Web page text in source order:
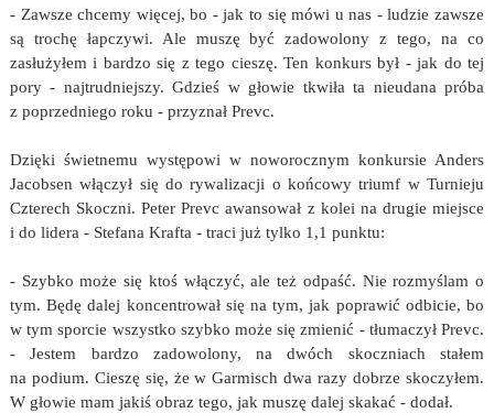
- Zawsze chcemy więcej, bo - jak to się mówi u nas - ludzie zawsze
są trochę łapczywi. Ale muszę być zadowolony z tego, na co
zasłużyłem i bardzo się z tego cieszę. Ten konkurs był - jak do tej
pory - najtrudniejszy. Gdzieś w głowie tkwiła ta nieudana próba
z poprzedniego roku - przyznał Prevc.
Dzięki świetnemu występowi w noworocznym konkursie Anders
Jacobsen włączył się do rywalizacji o końcowy triumf w Turnieju
Czterech Skoczni. Peter Prevc awansował z kolei na drugie miejsce
i do lidera - Stefana Krafta - traci już tylko 1,1 punktu:
- Szybko może się ktoś włączyć, ale też odpaść. Nie rozmyślam o
tym. Będę dalej koncentrował się na tym, jak poprawić odbicie, bo
w tym sporcie wszystko szybko może się zmienić - tłumaczył Prevc.
- Jestem bardzo zadowolony, na dwóch skoczniach stałem
na podium. Cieszę się, że w Garmisch dwa razy dobrze skoczyłem.
W głowie mam jakiś obraz tego, jak muszę dalej skakać - dodał.